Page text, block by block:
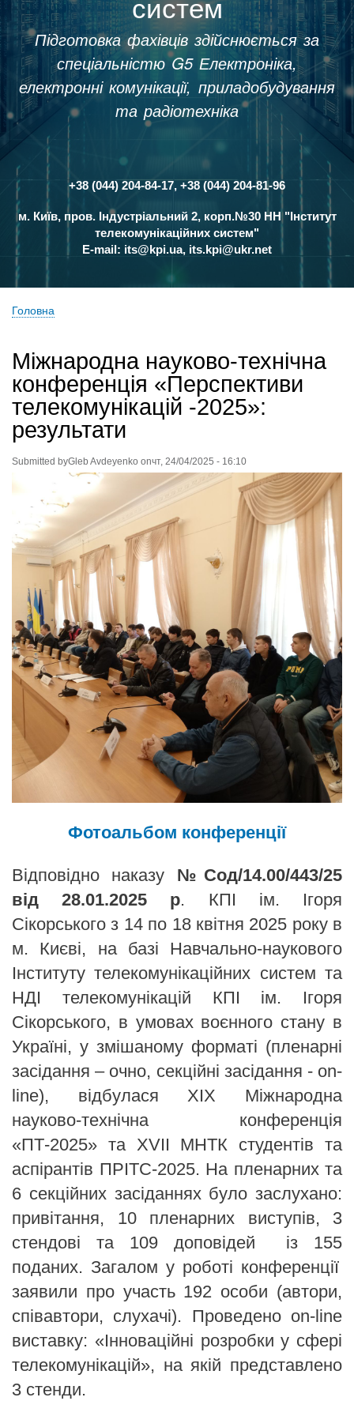
систем
Підготовка фахівців здійснюється за
спеціальністю G5 Електроніка,
електронні комунікації, приладобудування
та радіотехніка
Контакти
+38 (044) 204-84-17, +38 (044) 204-81-96
м. Київ, пров. Індустріальний 2, корп.№30 НН "Інститут
телекомунікаційних систем"
E-mail: its@kpi.ua, its.kpi@ukr.net
Головна
Міжнародна науково-технічна
конференція «Перспективи
телекомунікацій -2025»:
результати
Submitted byGleb Avdeyenko onчт, 24/04/2025 - 16:10
Фотоальбом конференції
Відповідно наказу №Сод/14.00/443/25
від 28.01.2025 р. КПІ ім. Ігоря
Сікорського з 14 по 18 квітня 2025 року в
м. Києві, на базі Навчально-наукового
Інституту телекомунікаційних систем та
НДІ телекомунікацій КПІ ім. Ігоря
Сікорського, в умовах воєнного стану в
Україні, у змішаному форматі (пленарні
засідання – очно, секційні засідання - on-
line), відбулася ХІХ Міжнародна
науково-технічна конференція
«ПТ-2025» та ХVІІ МНТК студентів та
аспірантів ПРІТС-2025. На пленарних та
6 секційних засіданнях було заслухано:
привітання, 10 пленарних виступів, 3
стендові та 109доповідей із 155
поданих. Загалом у роботі конференції
заявили про участь 192 особи (автори,
співавтори, слухачі). Проведено on-line
виставку: «Інноваційні розробки у сфері
телекомунікацій», на якій представлено
3 стенди.